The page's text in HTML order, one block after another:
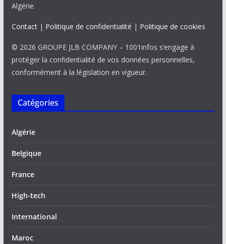
Algérie.
Contact| Politique de confidentialité | Politique de cookies
© 2026 GROUPE JLB COMPANY – 1001infos s’engage à
protéger la confidentialité de vos données personnelles,
conformément à la législation en vigueur.
Catégories
Algérie
Belgique
France
High-tech
International
Maroc